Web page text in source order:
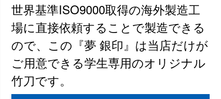
世界基準ISO9000取得の海外製造工
場に直接依頼することで製造できる
ので、この『夢 銀印』は当店だけが
ご用意できる学生専用のオリジナル
竹刀です。